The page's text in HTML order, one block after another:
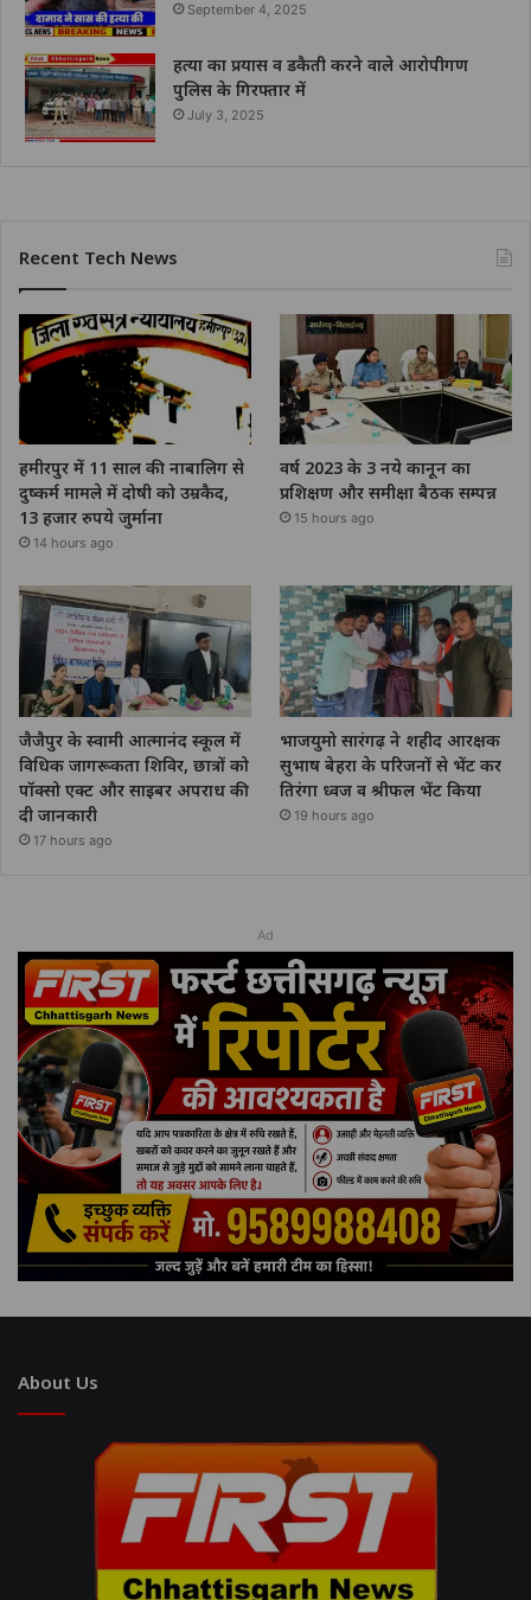
September 4, 2025
हत्या का प्रयास व डकैती करने वाले आरोपीगण
पुलिस के गिरफ्तार में
July 3, 2025
Recent Tech News
हमीरपुर में 11 साल की नाबालिग से
दुष्कर्म मामले में दोषी को उम्रकैद,
13 हजार रुपये जुर्माना
14 hours ago
वर्ष 2023 के 3 नये कानून का
प्रशिक्षण और समीक्षा बैठक सम्पन्न
15 hours ago
जैजैपुर के स्वामी आत्मानंद स्कूल में
विधिक जागरूकता शिविर, छात्रों को
पॉक्सो एक्ट और साइबर अपराध की
दी जानकारी
17 hours ago
भाजयुमो सारंगढ़ ने शहीद आरक्षक
सुभाष बेहरा के परिजनों से भेंट कर
तिरंगा ध्वज व श्रीफल भेंट किया
19 hours ago
Ad
About Us